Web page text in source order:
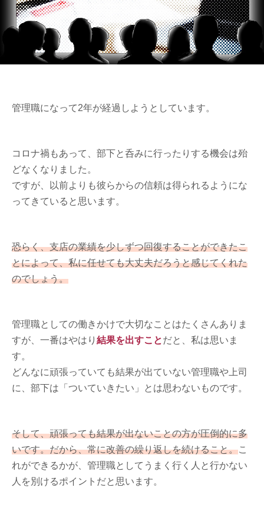
管理職になって2年が経過しようとしています。
コロナ禍もあって、部下と呑みに行ったりする機会は殆
どなくなりました。
ですが、以前よりも彼らからの信頼は得られるようにな
ってきていると思います。
恐らく、支店の業績を少しずつ回復することができたこ
とによって、私に任せても大丈夫だろうと感じてくれた
のでしょう。
管理職としての働きかけで大切なことはたくさんありま
すが、一番はやはり 結果を出すことだと、私は思いま
す。
どんなに頑張っていても結果が出ていない管理職や上司
に、部下は「ついていきたい」とは思わないものです。
そして、頑張っても結果が出ないことの方が圧倒的に多
いです。だから、常に改善の繰り返しを続けること。こ
れができるかが、管理職としてうまく行く人と行かない
人を別けるポイントだと思います。